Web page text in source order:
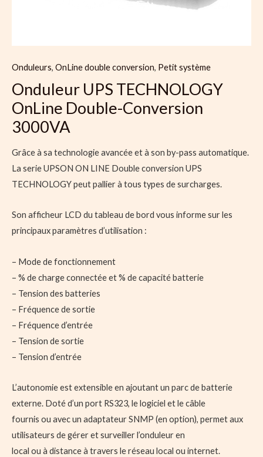
Onduleurs, OnLine double conversion, Petit système
Onduleur UPS TECHNOLOGY
OnLine Double-Conversion
3000VA
Grâce à sa technologie avancée et à son by-pass automatique.
La serie UPSON ON LINE Double conversion UPS
TECHNOLOGY peut pallier à tous types de surcharges.
Son afficheur LCD du tableau de bord vous informe sur les
principaux paramètres d’utilisation :
– Mode de fonctionnement
– % de charge connectée et % de capacité batterie
– Tension des batteries
– Fréquence de sortie
– Fréquence d’entrée
– Tension de sortie
– Tension d’entrée
L’autonomie est extensible en ajoutant un parc de batterie
externe. Doté d’un port RS323, le logiciel et le câble
fournis ou avec un adaptateur SNMP (en option), permet aux
utilisateurs de gérer et surveiller l’onduleur en
local ou à distance à travers le réseau local ou internet.